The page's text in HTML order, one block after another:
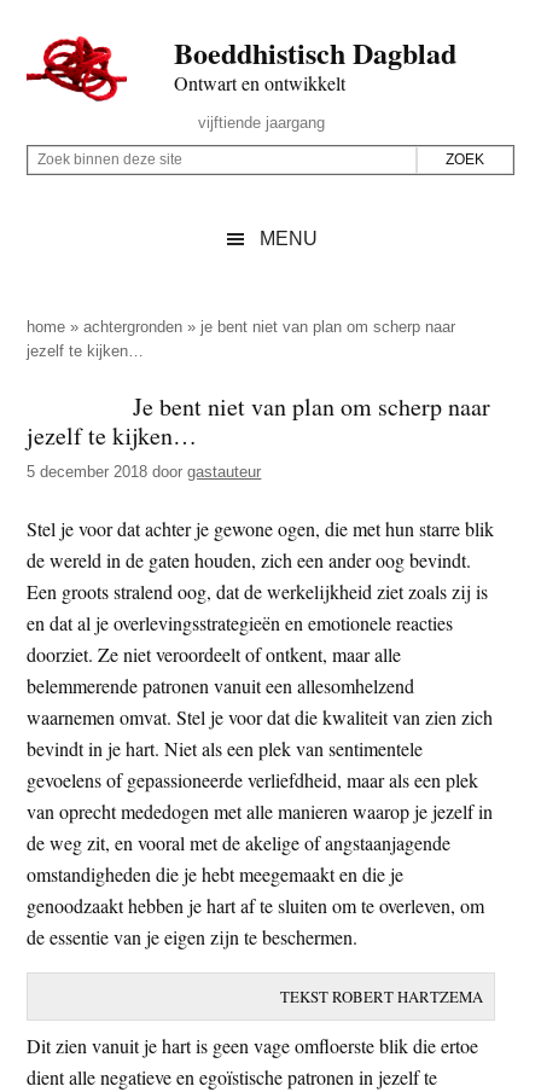
naar
de
inhoud
secondary
naar
de
sidebar
naar
de
Boeddhistisch Dagblad
Ontwart en ontwikkelt
Rechts
vijftiende jaargang
Z
p
d
z
e
i
t
e
Z
i
n
n
d
z
e
s
i
t
e
MENU
home »achtergronden » je bent niet van plan om scherp naar
jezelf te kijken…
Je bent niet van plan om scherp naar
jezelf te kijken…
5 december 2018 doorgastauteur
Stel je voor dat achter je gewone ogen, die met hun starre blik
de wereld in de gaten houden, zich een ander oog bevindt.
Een groots stralend oog, dat de werkelijkheid ziet zoals zij is
en dat al je overlevingsstrategieën en emotionele reacties
doorziet. Ze niet veroordeelt of ontkent, maar alle
belemmerende patronen vanuit een allesomhelzend
waarnemen omvat. Stel je voor dat die kwaliteit van zien zich
bevindt in je hart. Niet als een plek van sentimentele
gevoelens of gepassioneerde verliefdheid, maar als een plek
van oprecht mededogen met alle manieren waarop je jezelf in
de weg zit, en vooral met de akelige of angstaanjagende
omstandigheden die je hebt meegemaakt en die je
genoodzaakt hebben je hart af te sluiten om te overleven, om
de essentie van je eigen zijn te beschermen.
TEKST ROBERT HARTZEMA
Dit zien vanuit je hart is geen vage omfloerste blik die ertoe
dient alle negatieve en egoïstische patronen in jezelf te